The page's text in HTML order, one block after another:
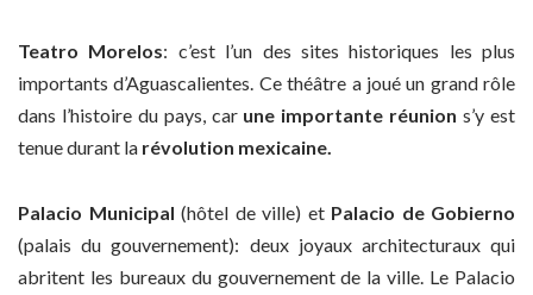
Teatro Morelos: c’est l’un des sites historiques les plus
importants d’Aguascalientes. Ce théâtre a joué un grand rôle
dans l’histoire du pays, car une importante réunion s’y est
tenue durant la révolution mexicaine.
Palacio Municipal (hôtel de ville) et Palacio de Gobierno
(palais du gouvernement): deux joyaux architecturaux qui
abritent les bureaux du gouvernement de la ville. Le Palacio